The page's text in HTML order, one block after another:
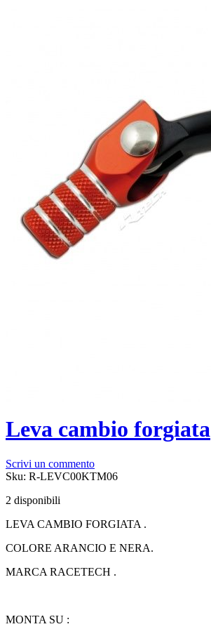
Leva cambio forgiata
Scrivi un commento
Sku: R-LEVC00KTM06
2 disponibili
LEVA CAMBIO FORGIATA .
COLORE ARANCIO E NERA.
MARCA RACETECH .
MONTA SU :